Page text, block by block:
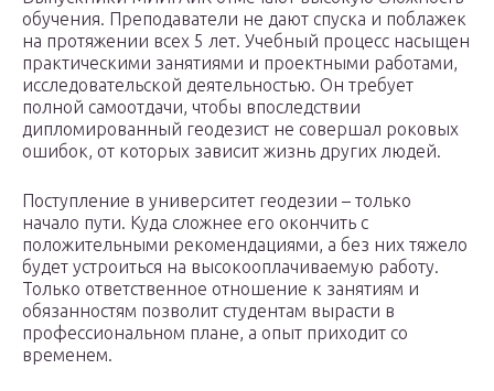
обучения. Преподаватели не дают спуска и поблажек
на протяжении всех 5 лет. Учебный процесс насыщен
практическими занятиями и проектными работами,
исследовательской деятельностью. Он требует
полной самоотдачи, чтобы впоследствии
дипломированный геодезист не совершал роковых
ошибок, от которых зависит жизнь других людей.
Поступление в университет геодезии – только
начало пути. Куда сложнее его окончить с
положительными рекомендациями, а без них тяжело
будет устроиться на высокооплачиваемую работу.
Только ответственное отношение к занятиям и
обязанностям позволит студентам вырасти в
профессиональном плане, а опыт приходит со
временем.